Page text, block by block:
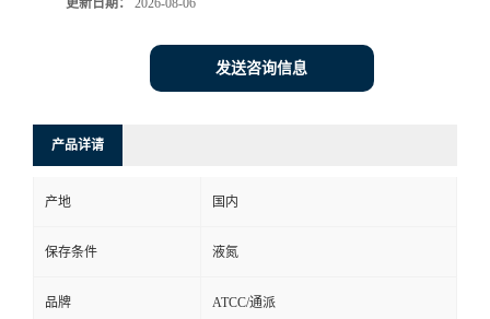
更新日期： 2026-08-06
发送咨询信息
产品详请
产地 国内
保存条件 液氮
品牌 ATCC/通派